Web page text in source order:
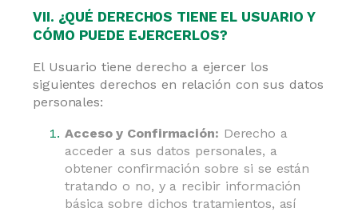
VII. ¿QUÉ DERECHOS TIENE EL USUARIO Y
CÓMO PUEDE EJERCERLOS?
El Usuario tiene derecho a ejercer los
siguientes derechos en relación con sus datos
personales:
Acceso y Confirmación: Derecho a
acceder a sus datos personales, a
obtener confirmación sobre si se están
tratando o no, y a recibir información
básica sobre dichos tratamientos, así